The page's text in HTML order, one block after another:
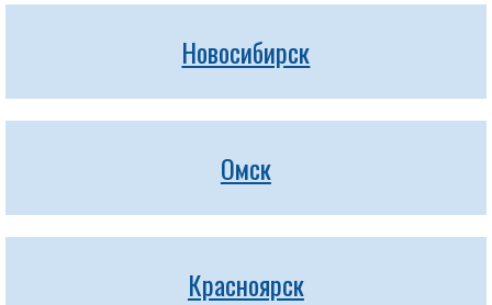
Новосибирск
Омск
Красноярск